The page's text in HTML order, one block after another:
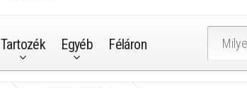
Tartozék Egyéb Féláron